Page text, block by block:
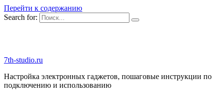
Перейти к содержанию
Search for:
7th-studio.ru
Настройка электронных гаджетов, пошаговые инструкции по
подключению и использованию